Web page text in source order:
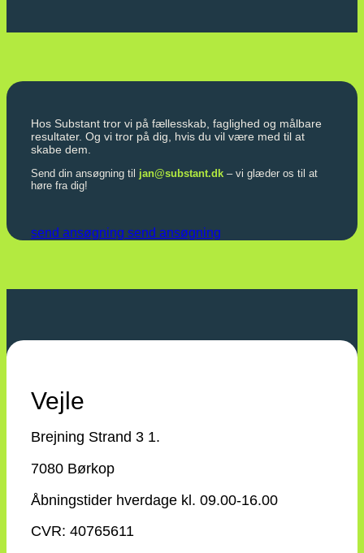
Hos Substant tror vi på fællesskab, faglighed og målbare
resultater. Og vi tror på dig, hvis du vil være med til at
skabe dem.
Send din ansøgning til jan@substant.dk – vi glæder os til at
høre fra dig!
send ansøgning send ansøgning
Vejle
Brejning Strand 3 1.
7080 Børkop
Åbningstider hverdage kl. 09.00-16.00
CVR: 40765611